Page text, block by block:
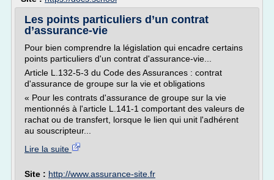
Les points particuliers d’un contrat
d’assurance-vie
Pour bien comprendre la législation qui encadre certains
points particuliers d'un contrat d'assurance-vie...
Article L.132-5-3 du Code des Assurances : contrat
d'assurance de groupe sur la vie et obligations
« Pour les contrats d'assurance de groupe sur la vie
mentionnés à l'article L.141-1 comportant des valeurs de
rachat ou de transfert, lorsque le lien qui unit l'adhérent
au souscripteur...
Lire la suite
Site : http://www.assurance-site.fr